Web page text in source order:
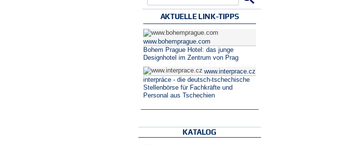
AKTUELLE LINK-TIPPS
www.bohemprague.com
Bohem Prague Hotel: das junge
Designhotel im Zentrum von Prag
www.interprace.cz
interpráce - die deutsch-tschechische
Stellenbörse für Fachkräfte und
Personal aus Tschechien
KATALOG